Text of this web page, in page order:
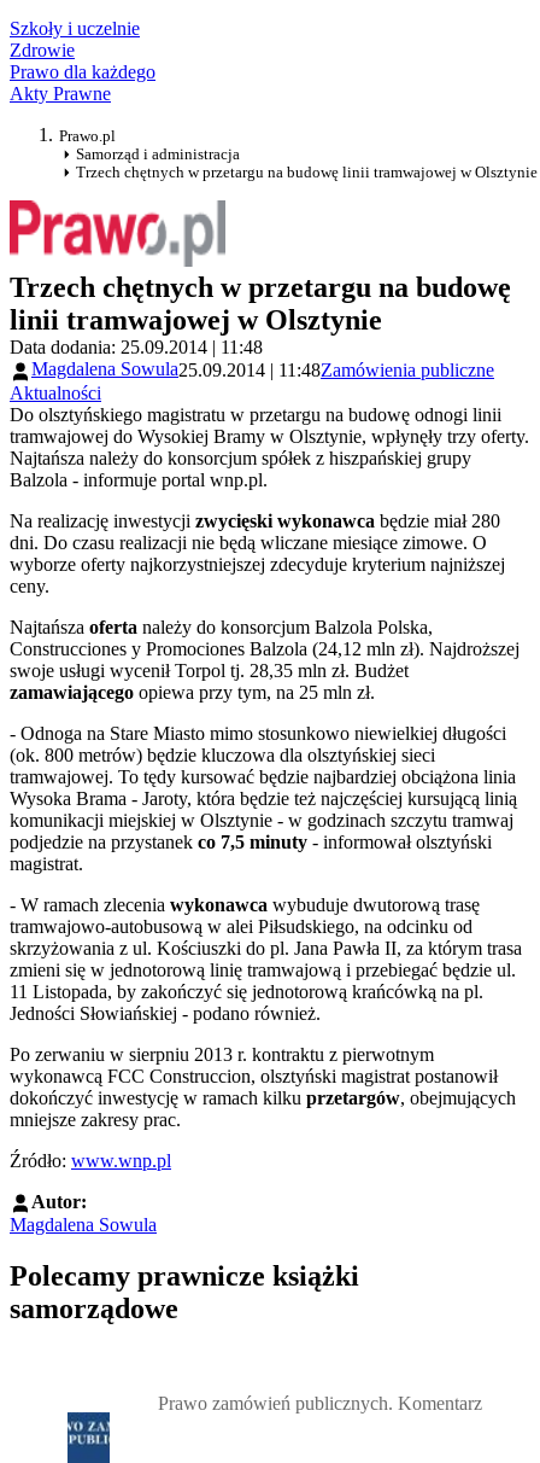
Szkoły i uczelnie
Zdrowie
Prawo dla każdego
Akty Prawne
Prawo.pl
Samorząd i administracja
Trzech chętnych w przetargu na budowę linii tramwajowej w Olsztynie
Trzech chętnych w przetargu na budowę
linii tramwajowej w Olsztynie
Data dodania: 25.09.2014 | 11:48
Magdalena Sowula25.09.2014 | 11:48Zamówienia publiczne
Aktualności
Do olsztyńskiego magistratu w przetargu na budowę odnogi linii
tramwajowej do Wysokiej Bramy w Olsztynie, wpłynęły trzy oferty.
Najtańsza należy do konsorcjum spółek z hiszpańskiej grupy
Balzola - informuje portal wnp.pl.
Na realizację inwestycji zwycięski wykonawca będzie miał 280
dni. Do czasu realizacji nie będą wliczane miesiące zimowe. O
wyborze oferty najkorzystniejszej zdecyduje kryterium najniższej
ceny.
Najtańsza oferta należy do konsorcjum Balzola Polska,
Construcciones y Promociones Balzola (24,12 mln zł). Najdroższej
swoje usługi wycenił Torpol tj. 28,35 mln zł. Budżet
zamawiającego opiewa przy tym, na 25 mln zł.
- Odnoga na Stare Miasto mimo stosunkowo niewielkiej długości
(ok. 800 metrów) będzie kluczowa dla olsztyńskiej sieci
tramwajowej. To tędy kursować będzie najbardziej obciążona linia
Wysoka Brama - Jaroty, która będzie też najczęściej kursującą linią
komunikacji miejskiej w Olsztynie - w godzinach szczytu tramwaj
podjedzie na przystanek co 7,5 minuty - informował olsztyński
magistrat.
- W ramach zlecenia wykonawca wybuduje dwutorową trasę
tramwajowo-autobusową w alei Piłsudskiego, na odcinku od
skrzyżowania z ul. Kościuszki do pl. Jana Pawła II, za którym trasa
zmieni się w jednotorową linię tramwajową i przebiegać będzie ul.
11 Listopada, by zakończyć się jednotorową krańcówką na pl.
Jedności Słowiańskiej - podano również.
Po zerwaniu w sierpniu 2013 r. kontraktu z pierwotnym
wykonawcą FCC Construccion, olsztyński magistrat postanowił
dokończyć inwestycję w ramach kilku przetargów, obejmujących
mniejsze zakresy prac.
Źródło: www.wnp.pl
Autor:
Magdalena Sowula
Polecamy prawnicze książki
samorządowe
Prawo zamówień publicznych. Komentarz